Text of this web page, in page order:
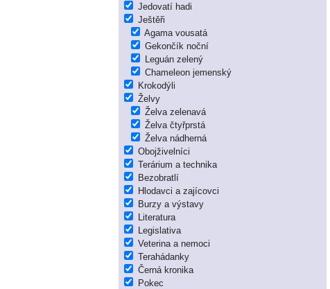
Jedovatí hadi
Ještěři
Agama vousatá
Gekončík noční
Leguán zelený
Chameleon jemenský
Krokodýli
Želvy
Želva zelenavá
Želva čtyřprstá
Želva nádherná
Obojživelníci
Terárium a technika
Bezobratlí
Hlodavci a zajícovci
Burzy a výstavy
Literatura
Legislativa
Veterina a nemoci
Terahádanky
Černá kronika
Pokec